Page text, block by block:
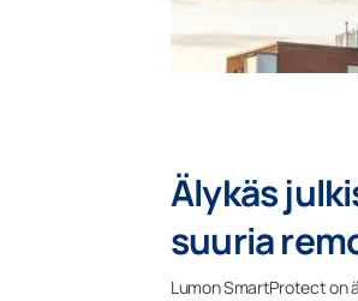
Älykäs
suuria
Lumon SmartProtect on